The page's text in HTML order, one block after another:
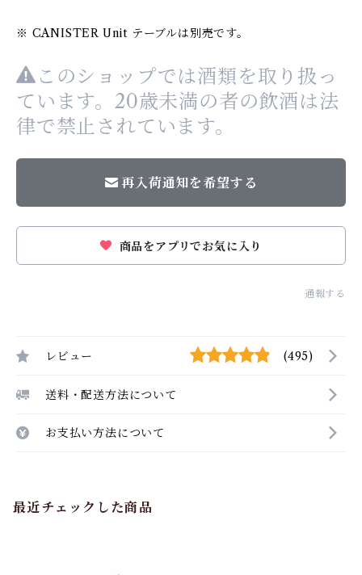
※ CANISTER Unit テーブルは別売です。
このショップでは酒類を取り扱っ
ています。20歳未満の者の飲酒は法
律で禁止されています。
再入荷通知を希望する
商品をアプリでお気に入り
通報する
レビュー (495)
送料・配送方法について
お支払い方法について
最近チェックした商品